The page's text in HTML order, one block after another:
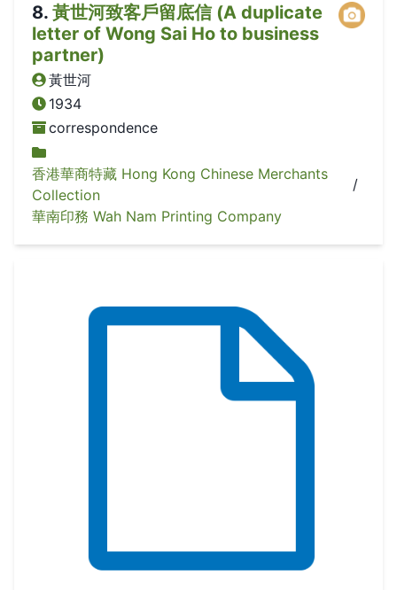
8. 黃世河致客戶留底信 (A duplicate
letter of Wong Sai Ho to business
partner)
黃世河
1934
correspondence
香港華商特藏 Hong Kong Chinese Merchants
Collection
/
華南印務 Wah Nam Printing Company